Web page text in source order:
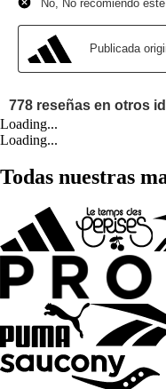
Loading...
Loading...
Todas nuestras